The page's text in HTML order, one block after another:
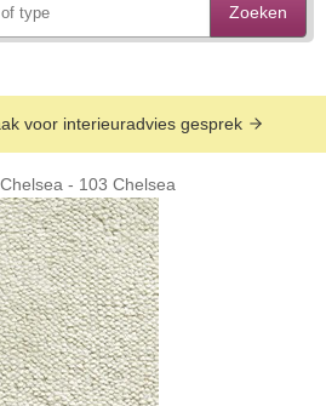
Zoeken
voor interieuradvies gesprek
- 103 Chelsea